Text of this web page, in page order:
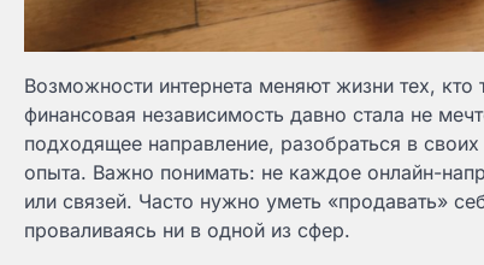
Возможности интернета меняют жизни тех,
финансовая независимость давно стала не
подходящее направление, разобраться в
опыта. Важно понимать: не каждое онлайн-
или связей. Часто нужно уметь «продавать»
проваливаясь ни в одной из сфер.